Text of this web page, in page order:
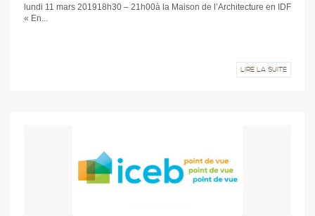
lundi 11 mars 201918h30 – 21h00à la Maison de l’Architecture en IDF
« En...
LIRE LA SUITE